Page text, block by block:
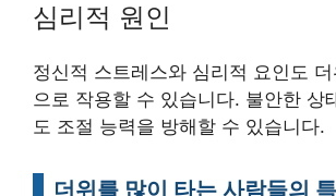
심리적 원인
정신적 스트레스와 심리적 요인도
으로 작용할 수 있습니다. 불안한 상
도 조절 능력을 방해할 수 있습니다.
더위를 많이 타는 사람들의